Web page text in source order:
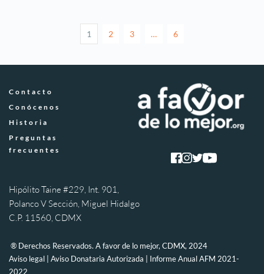
1 2 3 … 6
Contacto
Conócenos
Historia
Preguntas
frecuentes
Hipólito Taine #229, Int. 901,
Polanco V Sección, Miguel Hidalgo
C.P. 11560, CDMX
® Derechos Reservados. A favor de lo mejor, CDMX, 2024
Aviso legal | Aviso Donataria Autorizada | Informe Anual AFM 2021-
2022